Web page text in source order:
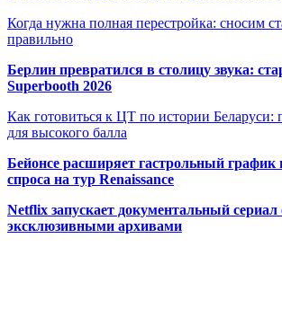
Когда нужна полная перестройка: сносим
правильно
Берлин превратился в столицу звука:
Superbooth 2026
Как готовиться к ЦТ по истории Беларуси:
для высокого балла
Бейонсе расширяет гастрольный график
спроса на тур Renaissance
Netflix запускает документальный
эксклюзивными архивами